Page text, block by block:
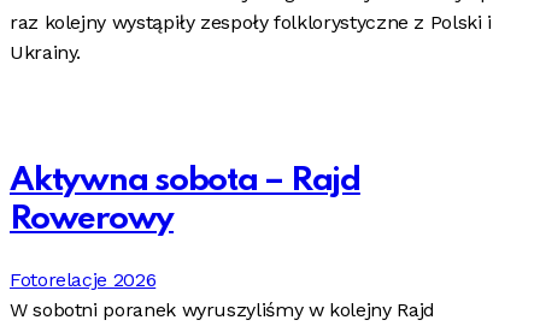
raz kolejny wystąpiły zespoły folklorystyczne z Polski i
Ukrainy.
Aktywna sobota – Rajd
Rowerowy
Fotorelacje 2026
W sobotni poranek wyruszyliśmy w kolejny Rajd